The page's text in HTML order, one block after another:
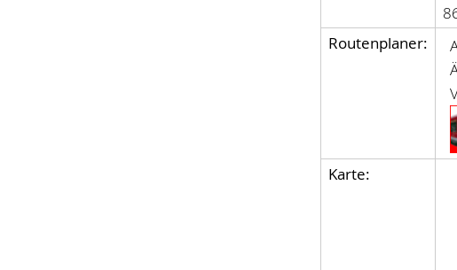
Routenplaner:
Karte: